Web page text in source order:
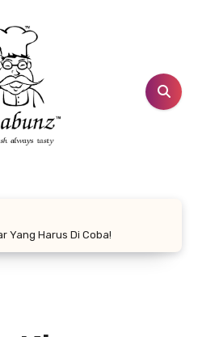
Yang Harus Di Coba!